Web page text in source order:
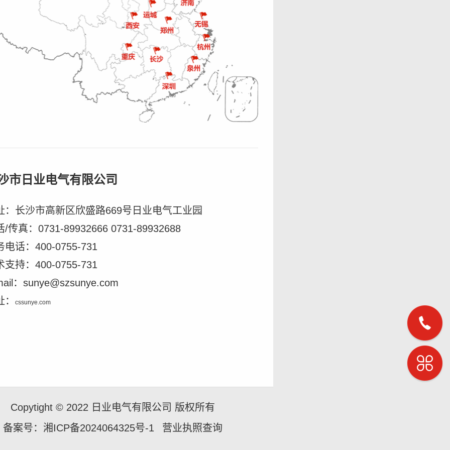
市日业电气有限公司
：长沙市高新区欣盛路669号日业电气工业园
/传真：0731-89932666 0731-89932688
电话：400-0755-731
支持：400-0755-731
：sunye@szsunye.com
cssunye.com
Copytight © 2022 日业电气有限公司 版权所有
备案号：湘ICP备2024064325号-1
营业执照查询